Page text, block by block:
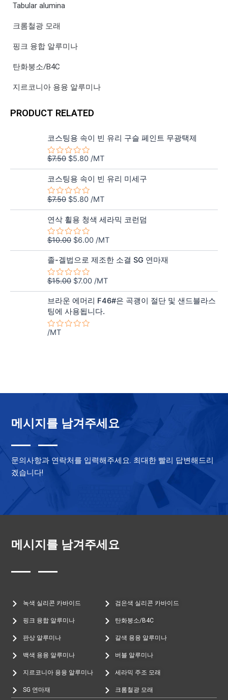
Tabular alumina
크롬철광 모래
핑크 융합 알루미나
탄화붕소/B4C
지르코니아 용융 알루미나
PRODUCT RELATED
코스팅용 속이 빈 유리 구슬 페인트 무광택제
5
중
에
서
0
로
평
가
됨
$7.50
원
래
가
격:
$7.50.
$5.80
현
재
가
격:
$5.80.
/MT
코스팅용 속이 빈 유리 미세구
5
중
에
서
0
로
평
가
됨
$7.50
원
래
가
격:
$7.50.
$5.80
현
재
가
격:
$5.80.
/MT
연삭 휠용 청색 세라믹 코런덤
5
중
에
서
0
로
평
가
됨
$10.00
원
래
가
격:
$10.00.
$6.00
현
재
가
격:
$6.00.
/MT
졸-겔법으로 제조한 소결 SG 연마재
5
중
에
서
0
로
평
가
$15.00
원
래
가
격:
$15.00.
$7.00
현
재
가
격:
$7.00.
/MT
브라운 에머리 F46#은 곡괭이 절단 및 샌드블라스
팅에 사용됩니다.
5
/MT
메시지를 남겨주세요
문의사항과 연락처를 입력해주세요. 최대한 빨리 답변해드리
겠습니다!
메시지를 남겨주세요
녹색 실리콘 카바이드
핑크 융합 알루미나
판상 알루미나
백색 용융 알루미나
지르코니아 용융 알루미나
SG 연마재
검은색 실리콘 카바이드
탄화붕소/B4C
갈색 용융 알루미나
버블 알루미나
세라믹 주조 모래
크롬철광 모래